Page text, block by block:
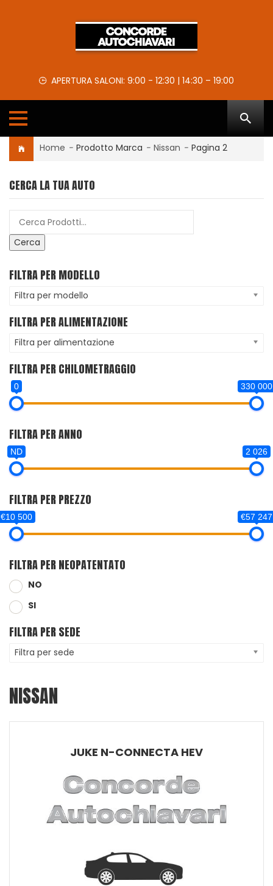
APERTURA SALONI: 9:00 - 12:30 | 14:30 – 19:00
Home - Prodotto Marca - Nissan - Pagina 2
CERCA LA TUA AUTO
Cerca
FILTRA PER MODELLO
Filtra per modello
FILTRA PER ALIMENTAZIONE
Filtra per alimentazione
FILTRA PER CHILOMETRAGGIO
0 330 000
FILTRA PER ANNO
ND 2 026
FILTRA PER PREZZO
€10 500 €57 247
FILTRA PER NEOPATENTATO
NO
SI
FILTRA PER SEDE
Filtra per sede
NISSAN
JUKE N-CONNECTA HEV